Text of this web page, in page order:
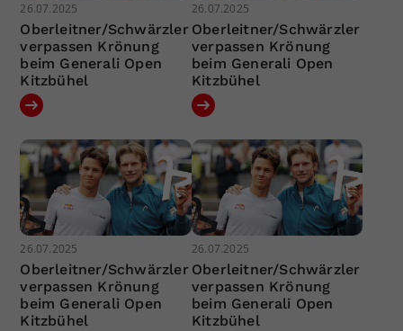
26.07.2025
Oberleitner/Schwärzler
verpassen Krönung
beim Generali Open
Kitzbühel
26.07.2025
Oberleitner/Schwärzler
verpassen Krönung
beim Generali Open
Kitzbühel
26.07.2025
Oberleitner/Schwärzler
verpassen Krönung
beim Generali Open
Kitzbühel
26.07.2025
Oberleitner/Schwärzler
verpassen Krönung
beim Generali Open
Kitzbühel